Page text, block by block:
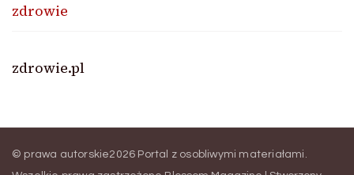
zdrowie
zdrowie.pl
© prawa autorskie2026 Portal z osobliwymi materiałami .